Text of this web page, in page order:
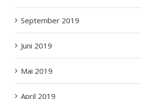
September 2019
Juni 2019
Mai 2019
April 2019